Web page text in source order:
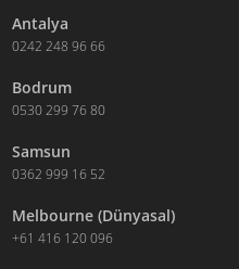
Antalya
0242 248 96 66
Bodrum
0530 299 76 80
Samsun
0362 999 16 52
Melbourne (Dünyasal)
+61 416 120 096